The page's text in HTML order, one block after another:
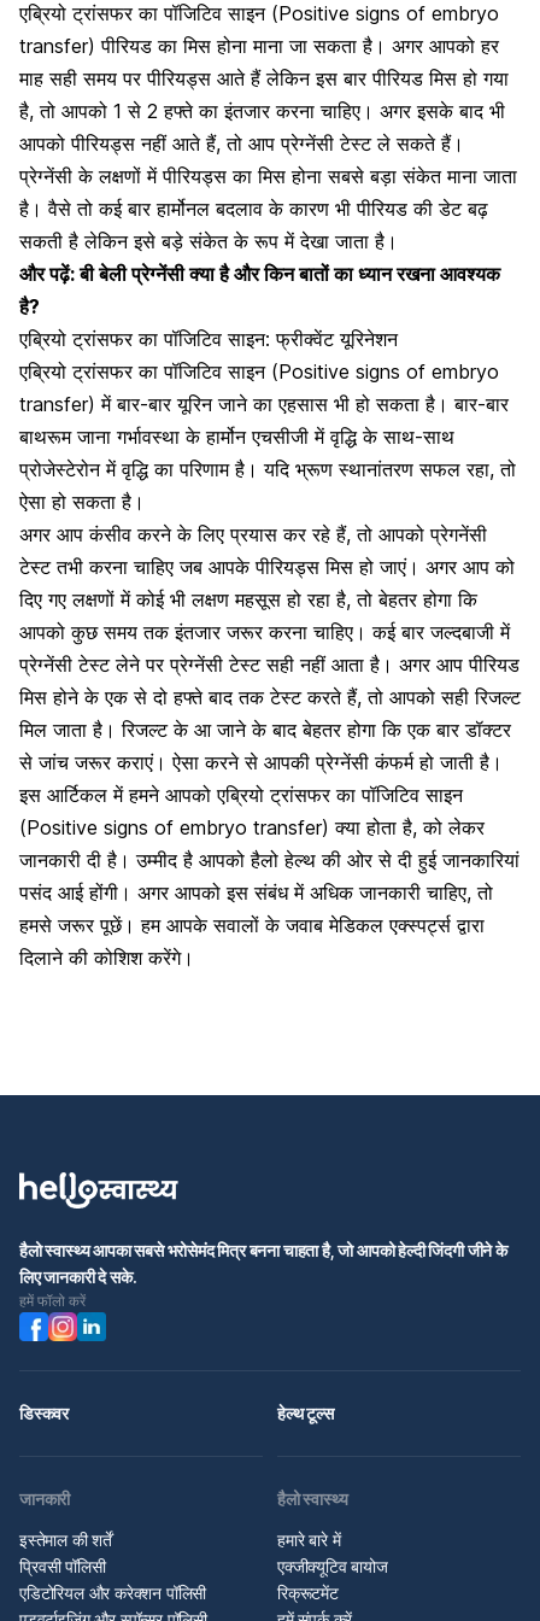
एब्रियो ट्रांसफर का पॉजिटिव साइन (Positive signs of embryo
transfer) पीरियड का मिस होना माना जा सकता है। अगर आपको हर
माह सही समय पर पीरियड्स आते हैं लेकिन इस बार पीरियड मिस हो गया
है, तो आपको 1 से 2 हफ्ते का इंतजार करना चाहिए। अगर इसके बाद भी
आपको पीरियड्स नहीं आते हैं, तो आप प्रेग्नेंसी टेस्ट ले सकते हैं।
प्रेग्नेंसी के लक्षणों में पीरियड्स का मिस होना सबसे बड़ा संकेत माना जाता
है। वैसे तो कई बार हार्मोनल बदलाव के कारण भी पीरियड की डेट बढ़
सकती है लेकिन इसे बड़े संकेत के रूप में देखा जाता है।
और पढ़ें:बी बेली प्रेग्नेंसी क्या है और किन बातों का ध्यान रखना आवश्यक
है?
एब्रियो ट्रांसफर का पॉजिटिव साइन: फ्रीक्वेंट यूरिनेशन
एब्रियो ट्रांसफर का पॉजिटिव साइन (Positive signs of embryo
transfer) में बार-बार यूरिन जाने का एहसास भी हो सकता है। बार-बार
बाथरूम जाना गर्भावस्था के हार्मोन एचसीजी में वृद्धि के साथ-साथ
प्रोजेस्टेरोन में वृद्धि का परिणाम है। यदि भ्रूण स्थानांतरण सफल रहा, तो
ऐसा हो सकता है।
अगर आप कंसीव करने के लिए प्रयास कर रहे हैं, तो आपको प्रेगनेंसी
टेस्ट तभी करना चाहिए जब आपके पीरियड्स मिस हो जाएं। अगर आप को
दिए गए लक्षणों में कोई भी लक्षण महसूस हो रहा है, तो बेहतर होगा कि
आपको कुछ समय तक इंतजार जरूर करना चाहिए। कई बार जल्दबाजी में
प्रेग्नेंसी टेस्ट लेने पर प्रेग्नेंसी टेस्ट सही नहीं आता है। अगर आप पीरियड
मिस होने के एक से दो हफ्ते बाद तक टेस्ट करते हैं, तो आपको सही रिजल्ट
मिल जाता है। रिजल्ट के आ जाने के बाद बेहतर होगा कि एक बार डॉक्टर
से जांच जरूर कराएं। ऐसा करने से आपकी प्रेग्नेंसी कंफर्म हो जाती है।
इस आर्टिकल में हमने आपको एब्रियो ट्रांसफर का पॉजिटिव साइन
(Positive signs of embryo transfer) क्या होता है, को लेकर
जानकारी दी है। उम्मीद है आपकोहैलो हेल्थ की ओर से दी हुई जानकारियां
पसंद आई होंगी। अगर आपको इस संबंध में अधिक जानकारी चाहिए, तो
हमसे जरूर पूछें। हम आपके सवालों के जवाब मेडिकल एक्स्पर्ट्स द्वारा
दिलाने की कोशिश करेंगे।
हैलो स्वास्थ्य आपका सबसे भरोसेमंद मित्र बनना चाहता है, जो आपको हेल्दी जिंदगी जीने के
लिए जानकारी दे सके.
हमें फॉलो करें
डिस्कवर हेल्थ टूल्स
जानकारी
इस्तेमाल की शर्तें
प्रिवसी पॉलिसी
एडिटोरियल और करेक्शन पॉलिसी
हैलो स्वास्थ्य
हमारे बारे में
एक्जीक्यूटिव बायोज
रिक्रूटमेंट